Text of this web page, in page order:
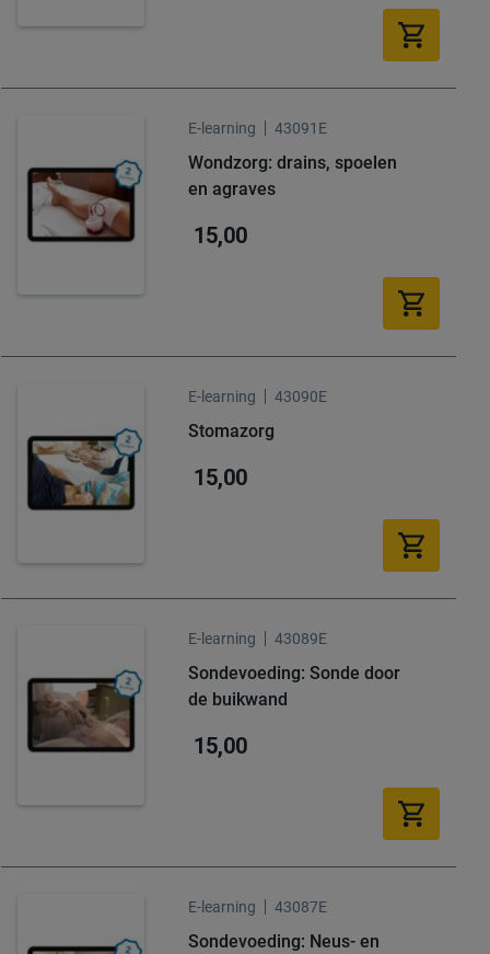
E-learning 43091E
Wondzorg: drains, spoelen
en agraves
15,00
E-learning 43090E
Stomazorg
15,00
E-learning 43089E
Sondevoeding: Sonde door
de buikwand
15,00
E-learning 43087E
Sondevoeding: Neus- en